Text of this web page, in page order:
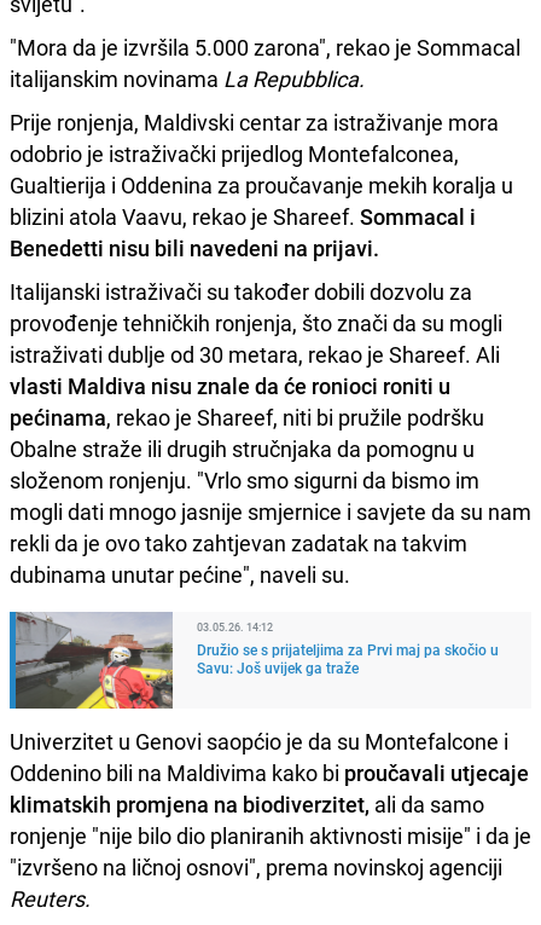
"Mora da je izvršila 5.000 zarona", rekao je Sommacal
italijanskim novinama La Repubblica.
Prije ronjenja, Maldivski centar za istraživanje mora
odobrio je istraživački prijedlog Montefalconea,
Gualtierija i Oddenina za proučavanje mekih koralja u
blizini atola Vaavu, rekao je Shareef. Sommacal i
Benedetti nisu bili navedeni na prijavi.
Italijanski istraživači su također dobili dozvolu za
provođenje tehničkih ronjenja, što znači da su mogli
istraživati ​​dublje od 30 metara, rekao je Shareef. Ali
vlasti Maldiva nisu znale da će ronioci roniti u
pećinama, rekao je Shareef, niti bi pružile podršku
Obalne straže ili drugih stručnjaka da pomognu u
složenom ronjenju. "Vrlo smo sigurni da bismo im
mogli dati mnogo jasnije smjernice i savjete da su nam
rekli da je ovo tako zahtjevan zadatak na takvim
dubinama unutar pećine", naveli su.
03.05.26. 14:12
Družio se s prijateljima za Prvi maj pa skočio u
Savu: Još uvijek ga traže
Univerzitet u Genovi saopćio je da su Montefalcone i
Oddenino bili na Maldivima kako bi proučavali utjecaje
klimatskih promjena na biodiverzitet, ali da samo
ronjenje "nije bilo dio planiranih aktivnosti misije" i da je
"izvršeno na ličnoj osnovi", prema novinskoj agenciji
Reuters.